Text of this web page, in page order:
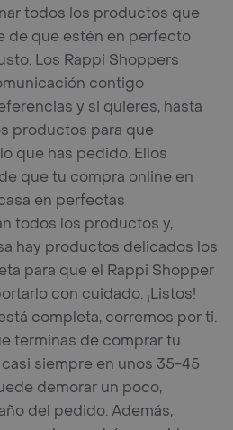
todos los productos que
de que estén en perfecto
Los Rappi Shoppers
contigo
y si quieres, hasta
productos para que
que has pedido. Ellos
que tu compra online en
en perfectas
todos los productos y,
hay productos delicados los
para que el Rappi Shopper
con cuidado. ¡Listos!
completa, corremos por ti.
terminas de comprar tu
siempre en unos 35-45
demorar un poco,
del pedido. Además,